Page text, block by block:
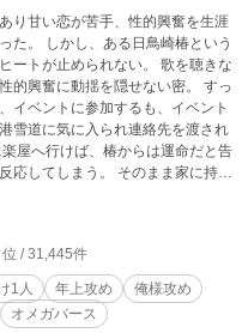
り甘い恋が苦手、性的興奮を生涯
た。 しかし、ある日鳥崎椿という
ートが止められない。 歌を聴きな
的興奮に動揺を隠せない密。 すっ
イベントに参加するも、イベント
雪道に気に入られ連絡先を渡され
屋へ行けば、椿からは運命だと告
応してしまう。 そのまま家に持ち
まに性行為をしていたが、何かが
は物足りない何かが、椿の家に押
は分かった。 雪道というアルファ
るのだと判明する。 アルファが二
作品です。基本は
、3Pなど突発にでてくるのでご注
位 / 31,445件
1人 年上攻め
俺様攻め
オメガバース